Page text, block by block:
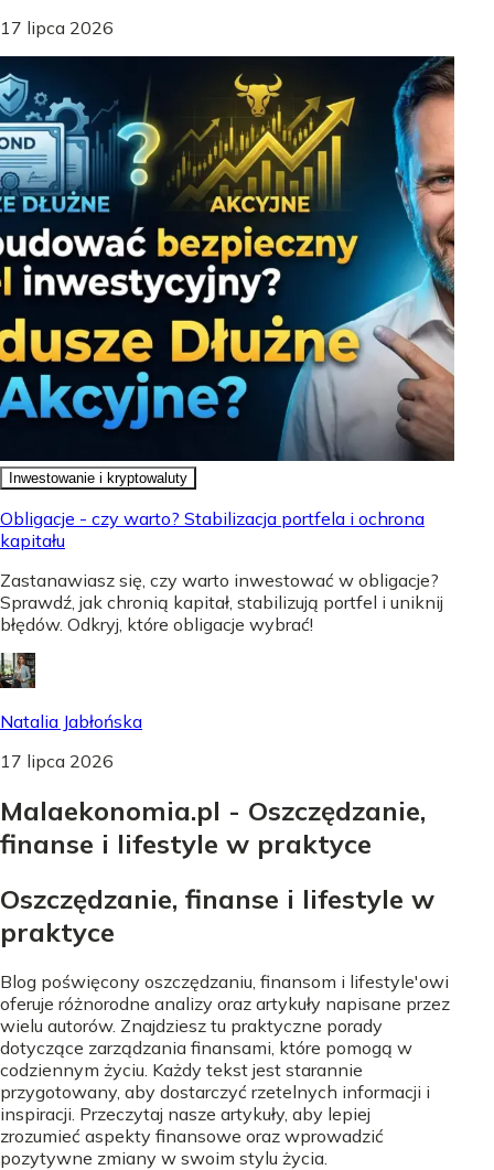
17 lipca 2026
Inwestowanie i kryptowaluty
Obligacje - czy warto? Stabilizacja portfela i ochrona
kapitału
Zastanawiasz się, czy warto inwestować w obligacje?
Sprawdź, jak chronią kapitał, stabilizują portfel i uniknij
błędów. Odkryj, które obligacje wybrać!
Natalia Jabłońska
17 lipca 2026
Malaekonomia.pl - Oszczędzanie,
finanse i lifestyle w praktyce
Oszczędzanie, finanse i lifestyle w
praktyce
Blog poświęcony oszczędzaniu, finansom i lifestyle'owi
oferuje różnorodne analizy oraz artykuły napisane przez
wielu autorów. Znajdziesz tu praktyczne porady
dotyczące zarządzania finansami, które pomogą w
codziennym życiu. Każdy tekst jest starannie
przygotowany, aby dostarczyć rzetelnych informacji i
inspiracji. Przeczytaj nasze artykuły, aby lepiej
zrozumieć aspekty finansowe oraz wprowadzić
pozytywne zmiany w swoim stylu życia.